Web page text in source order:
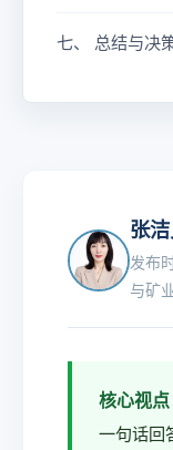
七、 总结与决
张
发布
与矿
核心视点
一句话回